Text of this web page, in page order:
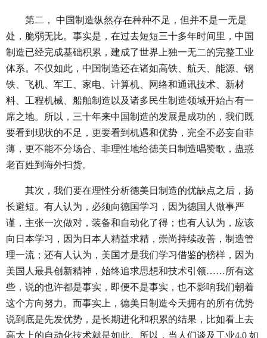
第二， 中国制造纵然存在种种不足，但并不是一无是
处，脆弱无比。事实是，在过去短短三十多年时间里，中国
制造已经完成基础积累，建成了世界上独一无二的完整工业
体系。不仅如此，中国制造还在诸如高铁、航天、能源、钢
铁、飞机、军工、家电、计算机、网络和通讯技术、新材
料、工程机械、船舶制造以及诸多民生制造领域开始占有一
席之地。所以，三十年来中国制造的发展是成功的，我们既
要看到现状的不足，更要看到机遇和优势，完全不必妄自菲
薄，更不能不分场合、非理性地给德美日制造唱赞歌，蛊惑
老百姓到海外扫货。
其次，我们要在理性分析德美日制造的优缺点之后，扬
长避短。有人认为，必须向德国学习，因为德国人做事严
谨，主张一次做对，装备和自动化了得；也有人认为，应该
向日本学习，因为日本人精益求精，崇尚持续改善，制造管
理一流；还有人认为，美国才是我们学习借鉴的榜样，因为
美国人最具创新精神，始终追求思想和技术引领……所有这
些，说的也许都是事实，即便不是事实，也不影响我们朝着
这个方向努力。而事实上，德美日制造今天拥有的所有优势
说到底是先发优势，是长期进化和积累的结果，比如看上去
高大上的自动化技术就是如此。所以，当人们谈及工业4.0 如